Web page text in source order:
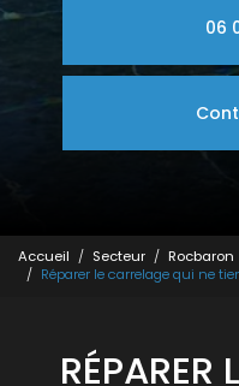
06
Accueil Secteur
Rocbaron
Réparer le carrelage qui ne
RÉPARER